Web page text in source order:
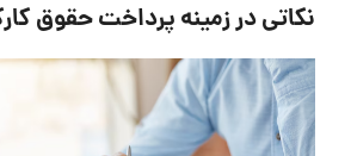
نکاتی در زمینه پرداخت حقوق